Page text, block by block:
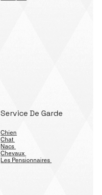
Service De Garde
Chien
Chat
Nacs
Chevaux
Les Pensionnaires